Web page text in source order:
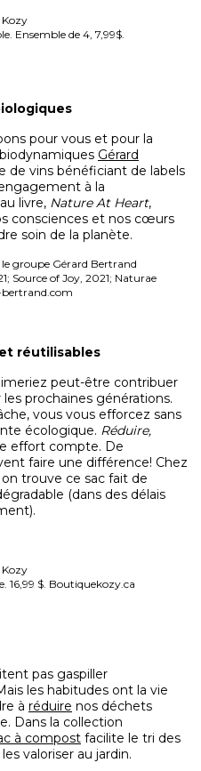
Ensemble de 4, 7,99$.
pour vous et pour la
Gérard
de vins bénéficiant de labels
à la
livre, Nature At Heart,
consciences et nos cœurs
soin de la planète.
groupe Gérard Bertrand
Source of Joy, 2021; Naturae
réutilisables
peut-être contribuer
prochaines générations.
vous vous efforcez sans
écologique. Réduire,
effort compte. De
faire une différence! Chez
trouve ce sac fait de
(dans des délais
16,99 $. Boutiquekozy.ca
pas gaspiller
les habitudes ont la vie
à réduire nos déchets
Dans la collection
à compost facilite le tri des
valoriser au jardin.